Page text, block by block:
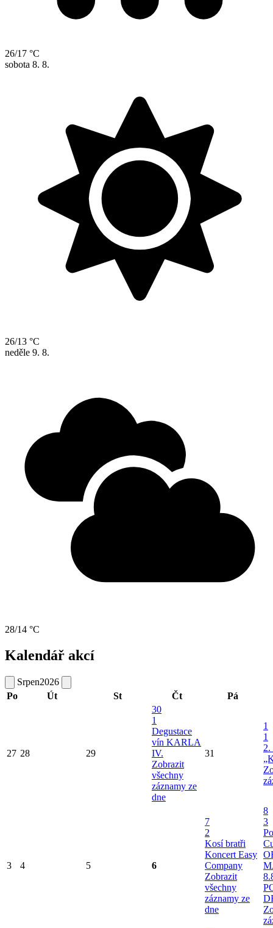
26/17 °C
sobota 8. 8.
26/13 °C
neděle 9. 8.
28/14 °C
Kalendář akcí
Srpen2026
Po
Út St Čt Pá
27 28 29
30
1
Degustace
vín KARLA
IV.
Zobrazit
všechny
záznamy ze
dne
31
1
1
2.
3 4 5 6
7
2
Kosí bratři
Koncert Easy
Company
Zobrazit
všechny
záznamy ze
dne
8
3